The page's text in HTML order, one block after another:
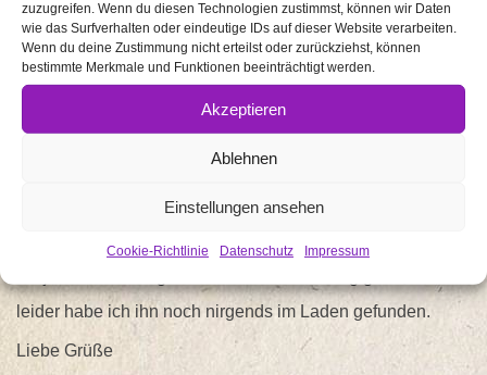
zuzugreifen. Wenn du diesen Technologien zustimmst, können wir Daten
wie das Surfverhalten oder eindeutige IDs auf dieser Website verarbeiten.
Wenn du deine Zustimmung nicht erteilst oder zurückziehst, können
bestimmte Merkmale und Funktionen beeinträchtigt werden.
Akzeptieren
Ablehnen
Einstellungen ansehen
Cookie-Richtlinie Datenschutz Impressum
2015-
11-
20
Previous Post:*News* HALO: The Fall of Reach
Next Post:*Werbung* Produkttest esorio SmartTouch
leider habe ich ihn noch nirgends im Laden gefunden.
Liebe Grüße